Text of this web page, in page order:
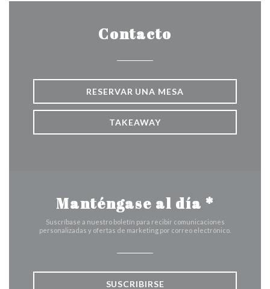
Contacto
RESERVAR UNA MESA
TAKEAWAY
Manténgase al día *
Suscríbase a nuestro boletín para recibir comunicaciones
personalizadas y ofertas de marketing por correo electrónico.
SUSCRIBIRSE